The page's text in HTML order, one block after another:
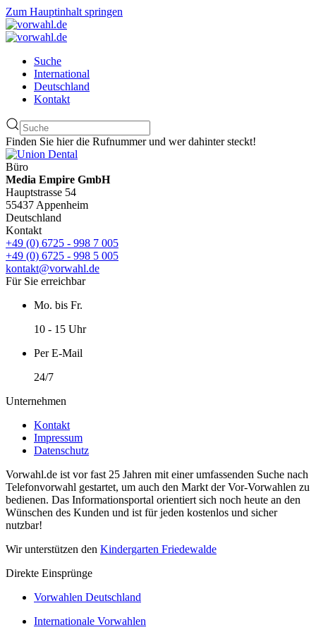
Zum Hauptinhalt springen
Suche
International
Deutschland
Kontakt
Finden Sie hier die Rufnummer und wer dahinter steckt!
Büro
Media Empire GmbH
Hauptstrasse 54
55437 Appenheim
Deutschland
Kontakt
+49 (0) 6725 - 998 7 005
+49 (0) 6725 - 998 5 005
kontakt@vorwahl.de
Für Sie erreichbar
Mo. bis Fr.
10 - 15 Uhr
Per E-Mail
24/7
Unternehmen
Kontakt
Impressum
Datenschutz
Vorwahl.de ist vor fast 25 Jahren mit einer umfassenden Suche nach
Telefonvorwahl gestartet, um auch den Markt der Vor-Vorwahlen zu
bedienen. Das Informationsportal orientiert sich noch heute an den
Wünschen des Kunden und ist für jeden kostenlos und sicher
nutzbar!
Wir unterstützen den Kindergarten Friedewalde
Direkte Einsprünge
Vorwahlen Deutschland
Internationale Vorwahlen